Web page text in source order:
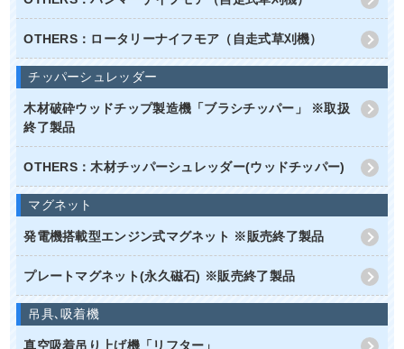
OTHERS：ロータリーナイフモア（自走式草刈機）
チッパーシュレッダー
木材破砕ウッドチップ製造機「ブラシチッパー」 ※取扱
終了製品
OTHERS：木材チッパーシュレッダー(ウッドチッパー)
マグネット
発電機搭載型エンジン式マグネット ※販売終了製品
プレートマグネット(永久磁石) ※販売終了製品
吊具､吸着機
真空吸着吊り上げ機「リフター」